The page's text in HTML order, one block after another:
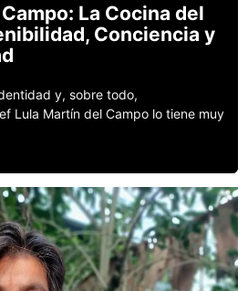
La Cocina del
Conciencia y
y, sobre todo,
Lula Martín del Campo lo tiene muy